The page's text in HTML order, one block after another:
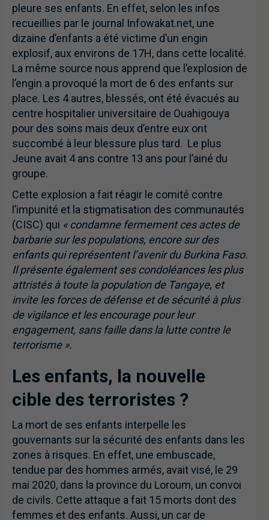
pleure ses enfants. En effet, selon les infos
recueillies par le journal Infowakat.net, une
dizaine d’enfants a été victime d’un engin
explosif, aux environs de 17H, dans cette localité.
La même source nous apprend que l’explosion de
l’engin a provoqué la mort de 6 des enfants sur
place. Les 4 autres, blessés, ont été évacués au
centre hospitalier universitaire de Ouahigouya
pour des soins mais deux d’entre eux ont
succombé à leur blessure plus tard. Le plus
Jeune avait 4 ans contre 13 ans pour l’ainé du
groupe.
Cette explosion a fait réagir le comité contre
l’impunité et la stigmatisation des communautés
(CISC) qui « condamne fermement ces actes de
barbarie sur les populations, encore sur des
enfants qui représentent l’avenir du Burkina Faso.
Il présente également ses condoléances les plus
attristés à toute la population de Tangaye, et
invite les forces de défense et de sécurité à plus
de vigilance et les encourage pour leur
engagement, sans faille dans la lutte contre le
terrorisme ».
Les enfants, la nouvelle
cible des terroristes ?
La mort de ses enfants interpelle les
gouvernants sur la sécurité des enfants dans les
zones à risques. En effet, une embuscade,
tendue par des hommes armés, avait visé, le 29
mai 2020, dans la province du Loroum, un convoi
de civils. Cette attaque a fait 15 morts dont des
femmes et des enfants. Aussi, un car de